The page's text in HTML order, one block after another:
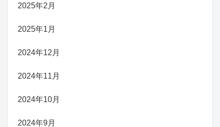
2025年2月
2025年1月
2024年12月
2024年11月
2024年10月
2024年9月